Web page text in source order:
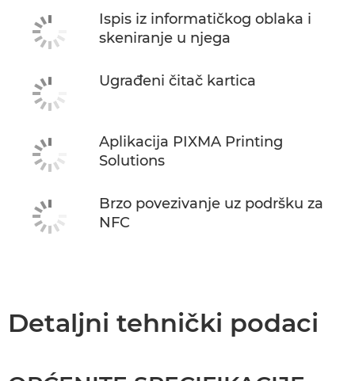
Ispis iz informatičkog oblaka i
skeniranje u njega
Ugrađeni čitač kartica
Aplikacija PIXMA Printing
Solutions
Brzo povezivanje uz podršku za
NFC
Detaljni tehnički podaci